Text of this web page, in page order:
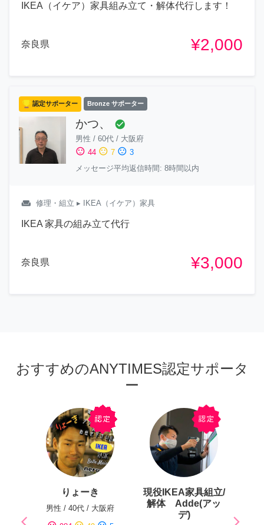
IKEA（イケア）家具組み立て・解体代行します！
奈良県 ¥2,000
認定サポーター Bronze サポーター
かつ、 check_circle
男性 / 60代 / 大阪府
sentiment_satisfied 44 sentiment_neutral 7 sentiment_dissatisfied 3
メッセージ平均返信時間: 8時間以内
weekend 修理・組立 ▸ IKEA（イケア）家具
IKEA 家具の組み立て代行
奈良県 ¥3,000
おすすめのANYTIMES認定サポータ
ー
りょーき
男性 / 40代 / 大阪府
現役IKEA家具組立/
解体 Adde(アッ
デ)
arrow_back_ios arrow_forward_ios